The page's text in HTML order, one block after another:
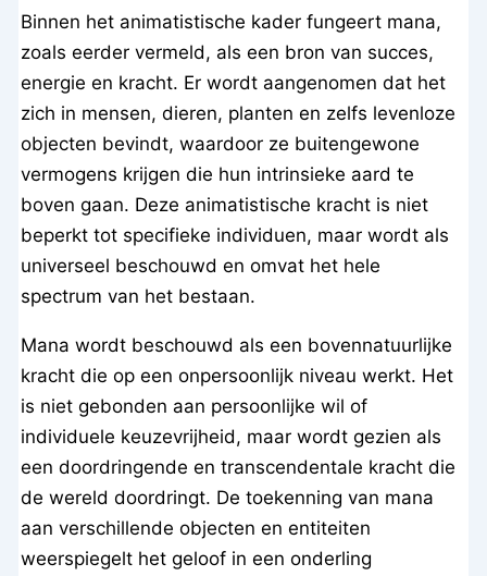
Binnen het animatistische kader fungeert mana,
zoals eerder vermeld, als een bron van succes,
energie en kracht. Er wordt aangenomen dat het
zich in mensen, dieren, planten en zelfs levenloze
objecten bevindt, waardoor ze buitengewone
vermogens krijgen die hun intrinsieke aard te
boven gaan. Deze animatistische kracht is niet
beperkt tot specifieke individuen, maar wordt als
universeel beschouwd en omvat het hele
spectrum van het bestaan.
Mana wordt beschouwd als een bovennatuurlijke
kracht die op een onpersoonlijk niveau werkt. Het
is niet gebonden aan persoonlijke wil of
individuele keuzevrijheid, maar wordt gezien als
een doordringende en transcendentale kracht die
de wereld doordringt. De toekenning van mana
aan verschillende objecten en entiteiten
weerspiegelt het geloof in een onderling